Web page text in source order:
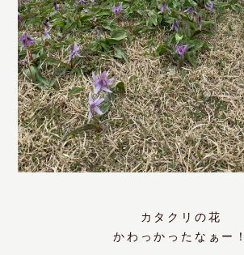
カタクリの花
かわっかったなぁー！